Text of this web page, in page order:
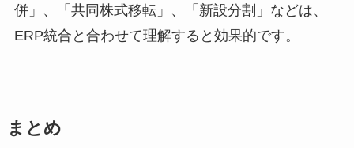
併」、「共同株式移転」、「新設分割」などは、
ERP統合と合わせて理解すると効果的です。
まとめ